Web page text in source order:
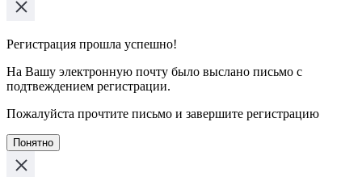
Регистрация прошла успешно!
На Вашу электронную почту было выслано письмо с
подтвеждением регистрации.
Пожалуйста прочтите письмо и завершите регистрацию
Понятно